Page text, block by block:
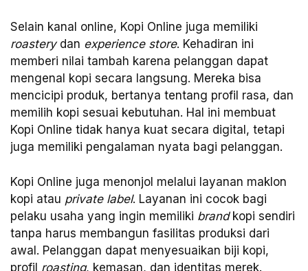
Selain kanal online, Kopi Online juga memiliki
roasterydan experience store. Kehadiran ini
memberi nilai tambah karena pelanggan dapat
mengenal kopi secara langsung. Mereka bisa
mencicipi produk, bertanya tentang profil rasa, dan
memilih kopi sesuai kebutuhan. Hal ini membuat
Kopi Online tidak hanya kuat secara digital, tetapi
juga memiliki pengalaman nyata bagi pelanggan.
Kopi Online juga menonjol melalui layanan maklon
kopi atau private label. Layanan ini cocok bagi
pelaku usaha yang ingin memiliki brandkopi sendiri
tanpa harus membangun fasilitas produksi dari
awal. Pelanggan dapat menyesuaikan biji kopi,
profil roasting, kemasan, dan identitas merek.